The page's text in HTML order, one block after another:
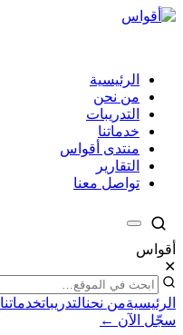
الرئيسية
من نحن
التدريبات
خدماتنا
منتدى أقواس
التقارير
تواصل معنا
أقواس
✕
الرئيسيةمن نحنالتدريباتخدماتنا
سجّل الآن ←